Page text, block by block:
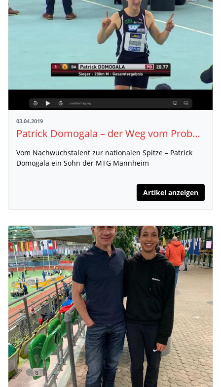
03.04.2019
Patrick Domogala – der Weg vom Probetraining zum Deutschen Hallenmeister 2019
Vom Nachwuchstalent zur nationalen Spitze – Patrick
Domogala ein Sohn der MTG Mannheim
Artikel anzeigen